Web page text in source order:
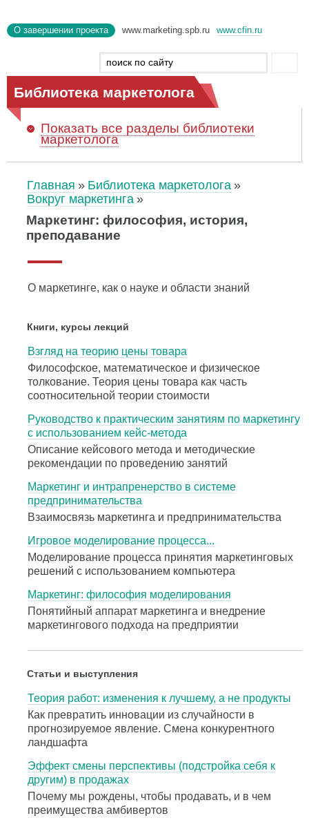
О завершении проекта www.marketing.spb.ru www.cfin.ru
Библиотека маркетолога
Показать все разделы библиотеки
маркетолога
Главная
Библиотека маркетолога
Вокруг маркетинга
Маркетинг: философия, история,
преподавание
О маркетинге, как о науке и области знаний
Книги, курсы лекций
Взгляд на теорию цены товара
Философское, математическое и физическое
толкование. Теория цены товара как часть
соотносительной теории стоимости
Руководство к практическим занятиям по маркетингу
с использованием кейс-метода
Описание кейсового метода и методические
рекомендации по проведению занятий
Маркетинг и интрапренерство в системе
предпринимательства
Взаимосвязь маркетинга и предпринимательства
Игровое моделирование процесса...
Моделирование процесса принятия маркетинговых
решений с использованием компьютера
Маркетинг: философия моделирования
Понятийный аппарат маркетинга и внедрение
маркетингового подхода на предприятии
Статьи и выступления
Теория работ: изменения к лучшему, а не продукты
Как превратить инновации из случайности в
прогнозируемое явление. Смена конкурентного
ландшафта
Эффект смены перспективы (подстройка себя к
другим) в продажах
Почему мы рождены, чтобы продавать, и в чем
преимущества амбивертов